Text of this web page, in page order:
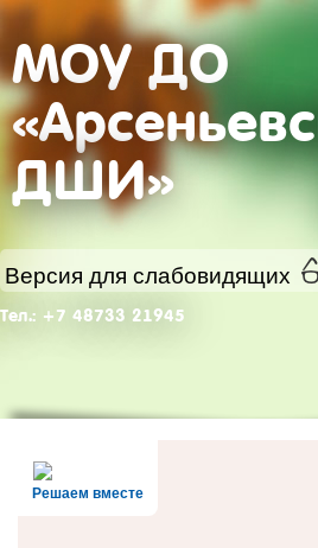
МОУ ДО
ДШИ»
Версия для слабовидящих
Тел.: +7 48733 21945
Решаем вместе